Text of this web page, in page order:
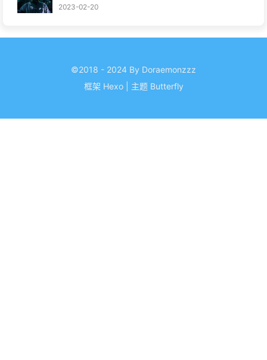
2023-02-20
©2018 - 2024 By Doraemonzzz
框架 Hexo 主题 Butterfly